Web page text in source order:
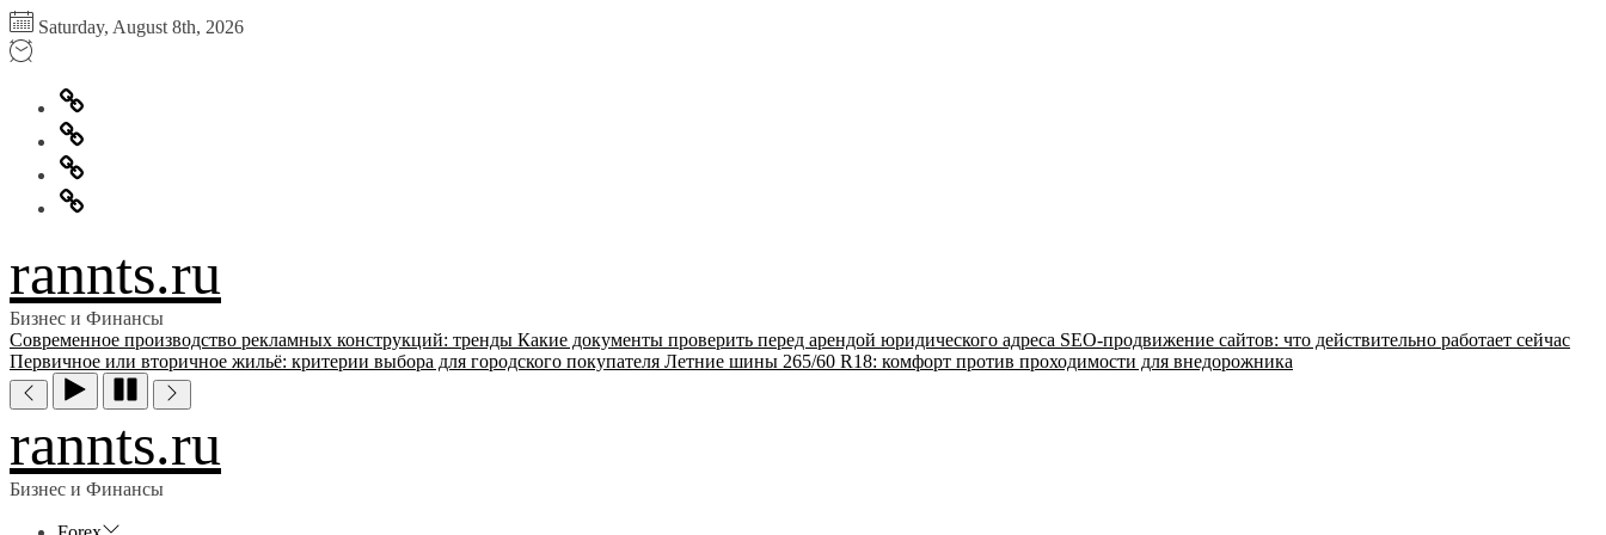
Перейти
к
содержимому
Saturday, August 8th, 2026
Главная
Информация
для
правообладателей
Обратная
связь
Политика
конфиденциальности
rannts.ru
Бизнес и Финансы
Современное производство рекламных конструкций: тренды Какие документы проверить перед арендой юридического адреса SEO-продвижение сайтов: что действительно работает сейчас
Первичное или вторичное жильё: критерии выбора для городского покупателя Летние шины 265/60 R18: комфорт против проходимости для внедорожника
rannts.ru
Бизнес и Финансы